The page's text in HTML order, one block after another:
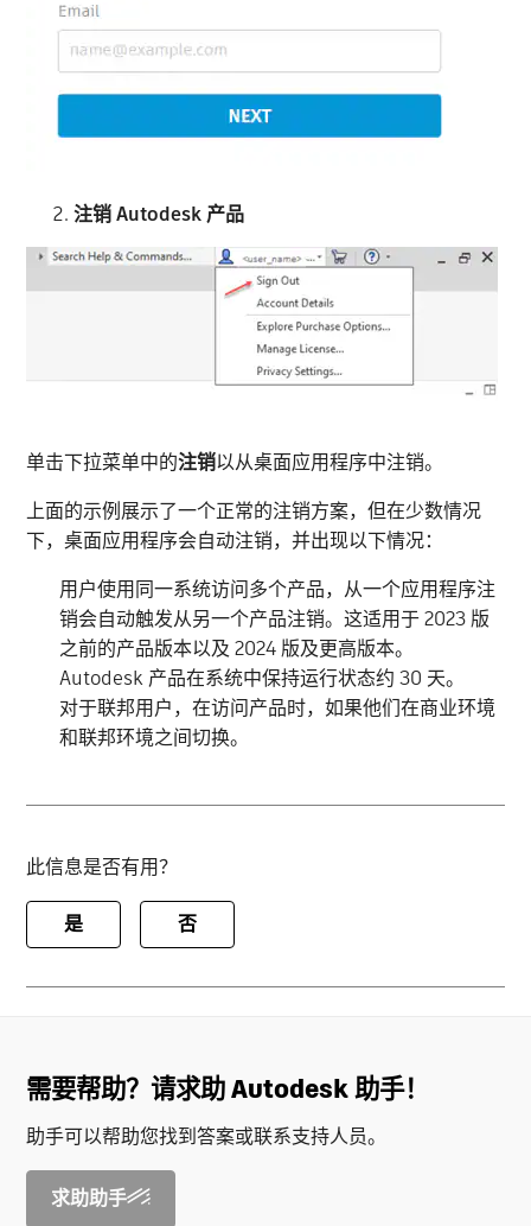
注销 Autodesk 产品
单击下拉菜单中的注销以从桌面应用程序中注销。
上面的示例展示了一个正常的注销方案，但在少数情况
下，桌面应用程序会自动注销，并出现以下情况：
用户使用同一系统访问多个产品，从一个应用程序注
销会自动触发从另一个产品注销。这适用于 2023 版
之前的产品版本以及 2024 版及更高版本。
Autodesk 产品在系统中保持运行状态约 30 天。
对于联邦用户，在访问产品时，如果他们在商业环境
和联邦环境之间切换。
此信息是否有用？
是 否
需要帮助？请求助 Autodesk 助手！
助手可以帮助您找到答案或联系支持人员。
求助助手